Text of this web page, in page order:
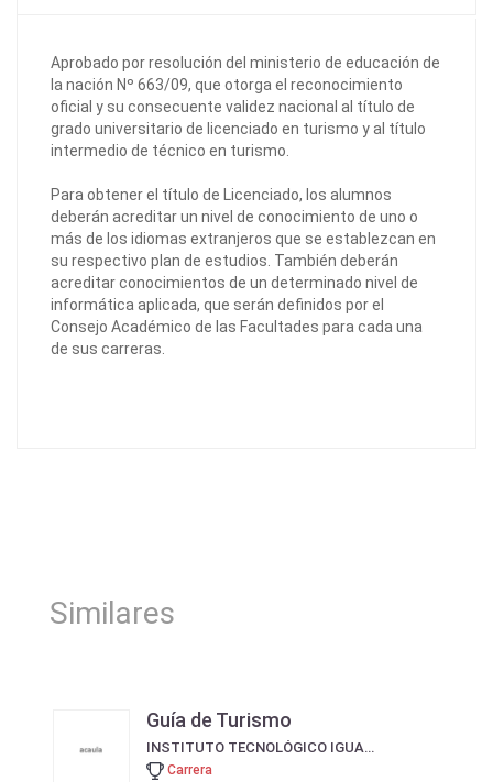
Aprobado por resolución del ministerio de educación de
la nación Nº 663/09, que otorga el reconocimiento
oficial y su consecuente validez nacional al título de
grado universitario de licenciado en turismo y al título
intermedio de técnico en turismo.
Para obtener el título de Licenciado, los alumnos
deberán acreditar un nivel de conocimiento de uno o
más de los idiomas extranjeros que se establezcan en
su respectivo plan de estudios. También deberán
acreditar conocimientos de un determinado nivel de
informática aplicada, que serán definidos por el
Consejo Académico de las Facultades para cada una
de sus carreras.
Similares
Guía de Turismo
INSTITUTO TECNOLÓGICO IGUAZÚ DE LA FUNDACIÓN COLEGIO TECNOLÓGICO IGUAZÚ ITEC
Carrera